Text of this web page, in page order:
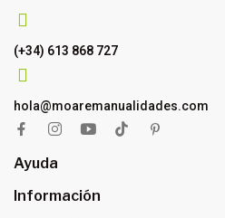
(+34) 613 868 727
hola@moaremanualidades.com
Ayuda
Información